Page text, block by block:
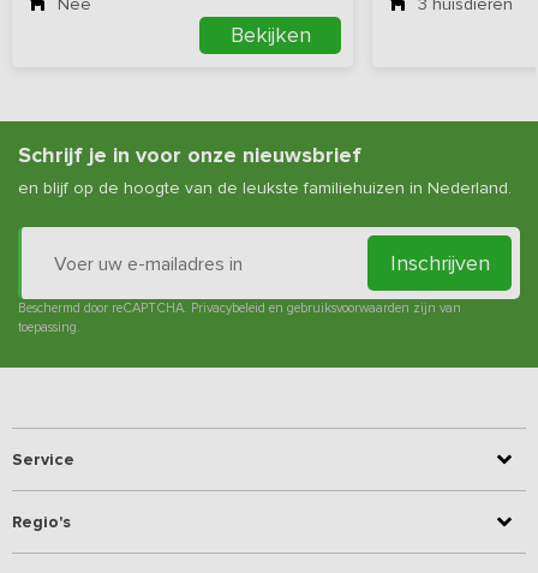
Nee
Bekijken
3 huisdieren
Schrijf je in voor onze nieuwsbrief
en blijf op de hoogte van de leukste familiehuizen in Nederland.
Inschrijven
Beschermd door reCAPTCHA. Privacybeleid en gebruiksvoorwaarden zijn van
toepassing.
Service
Regio's